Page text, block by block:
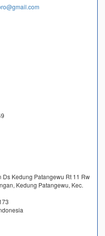
Ds Kedung Patangewu Rt 11 Rw
Kedung Patangewu, Kec.